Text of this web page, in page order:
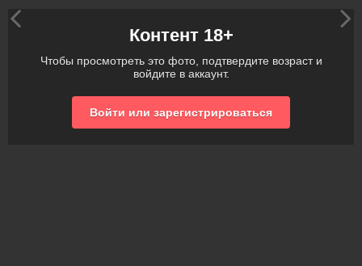
Контент 18+
Чтобы просмотреть это фото, подтвердите возраст и
войдите в аккаунт.
Войти или зарегистрироваться